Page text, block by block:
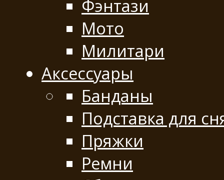
Фэнтази
Мото
Милитари
Аксессуары
Банданы
Подставка для
Пряжки
Ремни